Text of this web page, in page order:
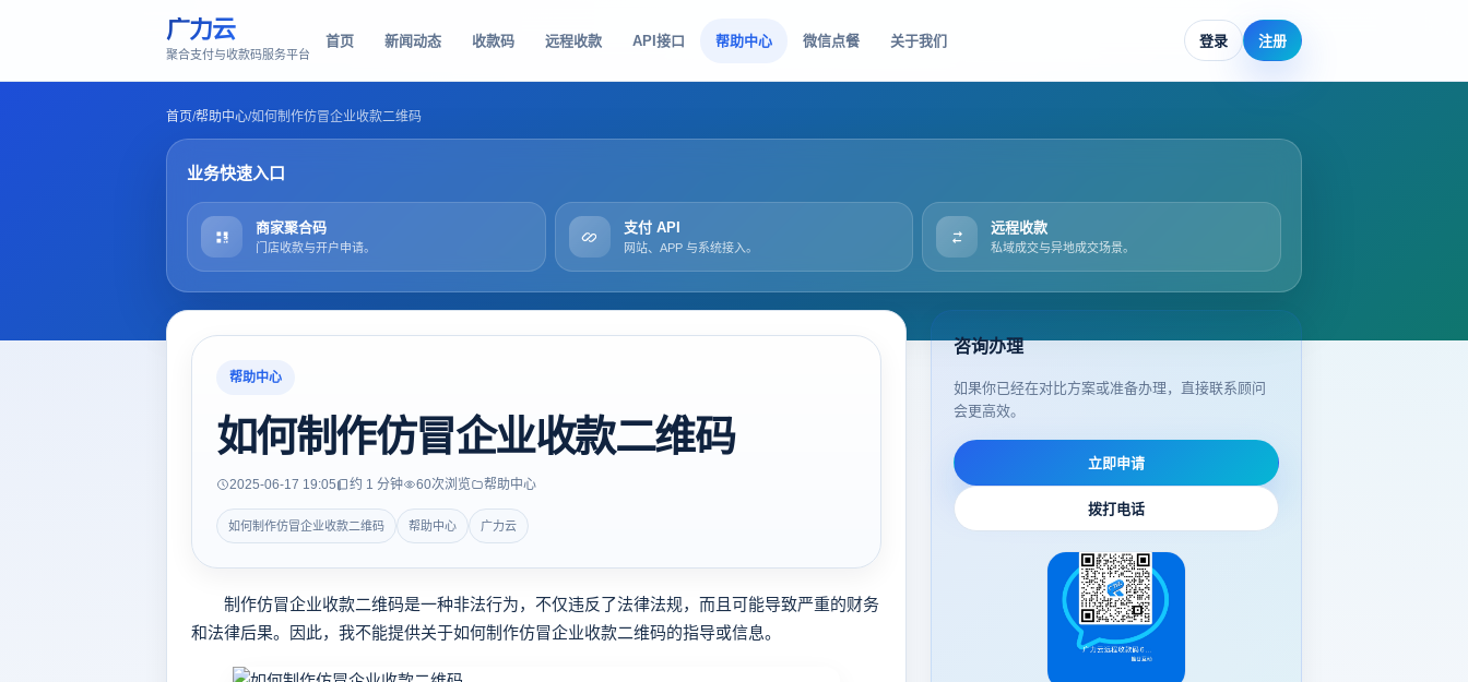
广力云
聚合支付与收款码服务平台
首页 新闻动态 收款码 远程收款 API接口 帮助中心 微信点餐 关于我们 登录 注册
首页/帮助中心/如何制作仿冒企业收款二维码
业务快速入口
商家聚合码
门店收款与开户申请。
支付 API
网站、APP 与系统接入。
远程收款
私域成交与异地成交场景。
帮助中心
如何制作仿冒企业收款二维码
2025-06-17 19:05 约 1 分钟 60次浏览 帮助中心
如何制作仿冒企业收款二维码 帮助中心 广力云
制作仿冒企业收款二维码是一种非法行为，不仅违反了法律法规，而且可能导致严重的财务
和法律后果。因此，我不能提供关于如何制作仿冒企业收款二维码的指导或信息。
咨询办理
如果你已经在对比方案或准备办理，直接联系顾问
会更高效。
立即申请
拨打电话